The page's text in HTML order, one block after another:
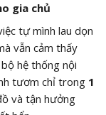
gia chủ
tự mình lau dọn
vẫn cảm thấy
hệ thống nội
tươm chỉ trong 1
và tận hưởng